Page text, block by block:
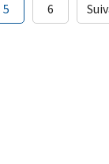
5 6